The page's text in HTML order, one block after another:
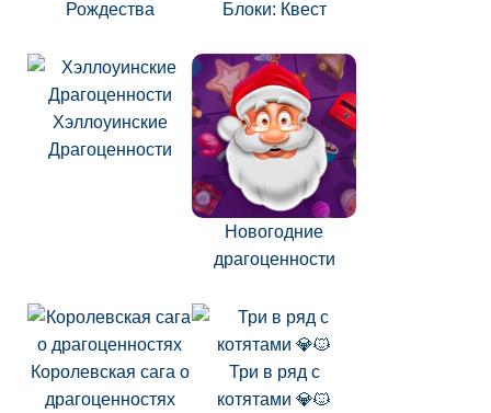
Рождества
Блоки: Квест
Хэллоуинские
Драгоценности
Новогодние
драгоценности
Королевская сага о
драгоценностях
Три в ряд с
котятами 💎🐱